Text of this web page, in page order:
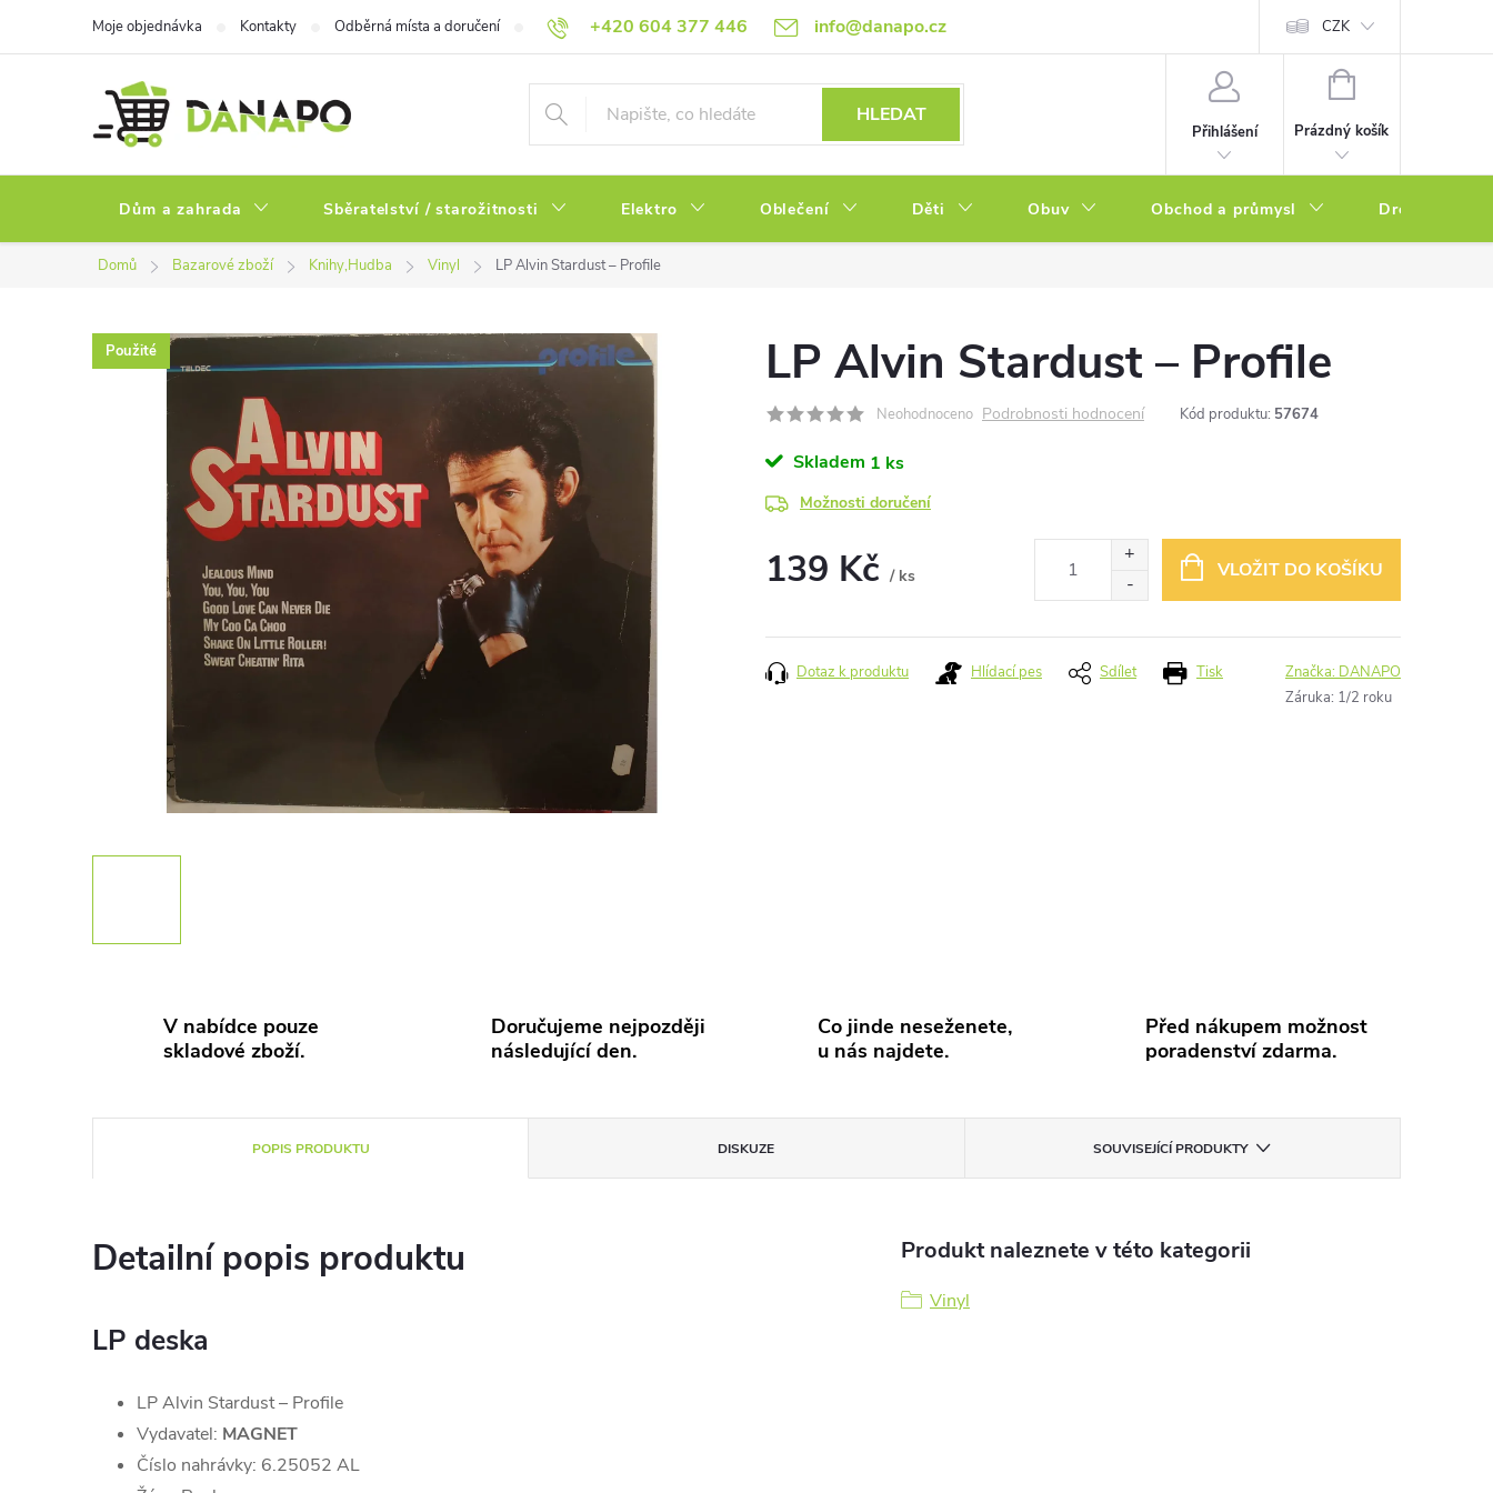
+420 604 377 446 info@danapo.cz
Moje objednávka Kontakty Odběrná místa a doručení Hodnocení obchodu Obchodní podmínky Reklamace a výměna zboží Podmínky ochrany osobních údajů Soubory cookies
CZK
HLEDAT
Přihlášení
NÁKUPNÍ
Prázdný košík
Dům a zahrada Sběratelství / starožitnosti Elektro Oblečení Děti Obuv Obchod a průmysl Drogerie
Domů Bazarové zboží Knihy,Hudba Vinyl LP Alvin Stardust – Profile
Použité LP Alvin Stardust – Profile
Neohodnoceno Podrobnosti hodnocení Kód produktu: 57674
Skladem 1 ks
Možnosti doručení
139 Kč / ks
VLOŽIT DO KOŠÍKU
Tisk
Dotaz k produktu Hlídací pes Sdílet Značka: DANAPO
Záruka: 1/2 roku
V nabídce pouze
skladové zboží.
Doručujeme nejpozději
následující den.
Co jinde neseženete,
u nás najdete.
Před nákupem možnost
poradenství zdarma.
POPIS PRODUKTU DISKUZE SOUVISEJÍCÍ PRODUKTY
Detailní popis produktu
LP deska
LP Alvin Stardust – Profile
Vydavatel: MAGNET
Číslo nahrávky: 6.25052 AL
Produkt naleznete v této kategorii
Vinyl